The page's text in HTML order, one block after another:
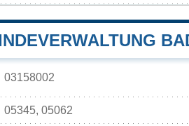
03158002
05345, 05062